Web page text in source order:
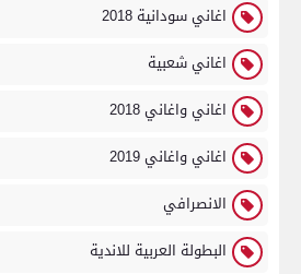
اغاني سودانية 2018
اغاني شعبية
اغاني واغاني 2018
اغاني واغاني 2019
الانصرافي
البطولة العربية للاندية